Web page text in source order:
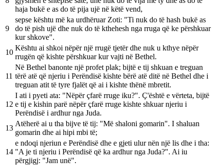
haja bukë e as do të pija ujë në këtë vend,
9
sepse kështu më ka urdhëruar Zoti: "Ti nuk do të hash bukë as
do të pish ujë dhe nuk do të kthehesh nga rruga që ke përshkuar
kur shkove".
10
Kështu ai shkoi nëpër një rrugë tjetër dhe nuk u kthye nëpër
rrugën që kishte përshkuar kur vajti në Bethel.
11
Në Bethel banonte një profet plak; bijtë e tij shkuan e treguan
tërë atë që njeriu i Perëndisë kishte bërë atë ditë në Bethel dhe i
treguan atit të tyre fjalët që ai i kishte thënë mbretit.
12
I ati i pyeti ata: "Nëpër çfarë rruge iku?". Ç'është e vërteta, bijtë
e tij e kishin parë nëpër çfarë rruge kishte shkuar njeriu i
Perëndisë i ardhur nga Juda.
13
Atëherë ai u tha bijve të tij: "Më shaloni gomarin". I shaluan
gomarin dhe ai hipi mbi të;
14
e ndoqi njeriun e Perëndisë dhe e gjeti ulur nën një lis dhe i tha:
"A je ti njeriu i Perëndisë që ka ardhur nga Juda?". Ai iu
përgjigj: "Jam unë".